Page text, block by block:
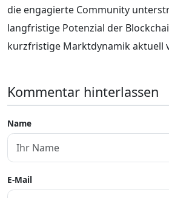
die engagierte Community
langfristige Potenzial der
kurzfristige Marktdynamik aktuell
Kommentar hinterlassen
Name
E-Mail